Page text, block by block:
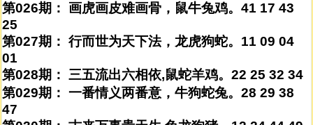
第026期： 画虎画皮难画骨，鼠牛兔鸡。41 17 43
25
第027期： 行而世为天下法，龙虎狗蛇。11 09 04
01
第028期： 三五流出六相依,鼠蛇羊鸡。22 25 32 34
第029期： 一番情义两番意，牛狗蛇兔。28 29 38
47